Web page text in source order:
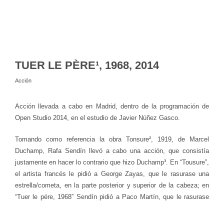
TUER LE PÈRE¹, 1968, 2014
Acción
Acción llevada a cabo en Madrid, dentro de la programación de
Open Studio 2014, en el estudio de Javier Núñez Gasco.
Tomando como referencia la obra Tonsure², 1919, de Marcel
Duchamp, Rafa Sendín llevó a cabo una acción, que consistía
justamente en hacer lo contrario que hizo Duchamp³. En “Tousure”,
el artista francés le pidió a George Zayas, que le rasurase una
estrella/cometa, en la parte posterior y superior de la cabeza; en
“Tuer le pére, 1968” Sendín pidió a Paco Martín, que le rasurase